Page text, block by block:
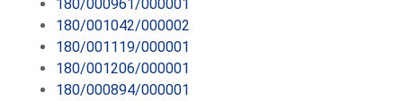
180/000961/000001
180/001042/000002
180/001119/000001
180/001206/000001
180/000894/000001